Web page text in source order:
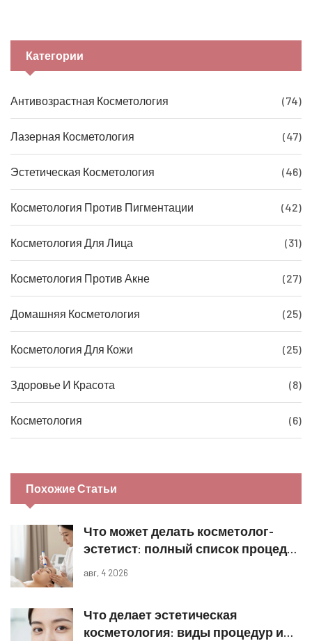
Категории
Антивозрастная Косметология (74)
Лазерная Косметология (47)
Эстетическая Косметология (46)
Косметология Против Пигментации (42)
Косметология Для Лица (31)
Косметология Против Акне (27)
Домашняя Косметология (25)
Косметология Для Кожи (25)
Здоровье И Красота (8)
Косметология (6)
Похожие Статьи
Что может делать косметолог-
эстетист: полный список процедур
и границы компетенций
авг, 4 2026
Что делает эстетическая
косметология: виды процедур и